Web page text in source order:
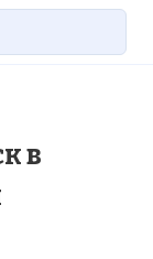
в